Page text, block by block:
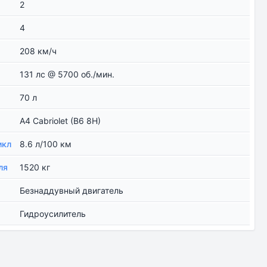
2
4
208 км/ч
131 лс @ 5700 об./мин.
70 л
A4 Cabriolet (B6 8H)
8.6 л/100 км
1520 кг
Безнаддувный двигатель
Гидроусилитель